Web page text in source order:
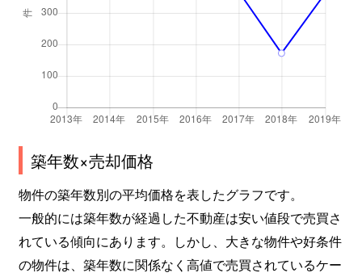
築年数×売却価格
物件の築年数別の平均価格を表したグラフです。
一般的には築年数が経過した不動産は安い値段で売買さ
れている傾向にあります。しかし、大きな物件や好条件
の物件は、築年数に関係なく高値で売買されているケー